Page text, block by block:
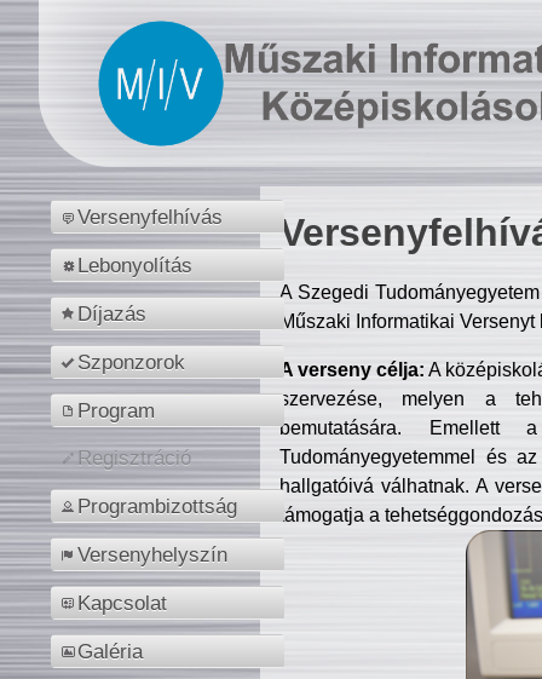
Versenyfelhívás
Lebonyolítás
Díjazás
Szponzorok
Program
Regisztráció
Programbizottság
Versenyhelyszín
Kapcsolat
Galéria
A Szegedi
Műszaki Informatikai
A verseny célja: A
szervezése, melyen a
bemutatására. Emellett
Tudományegyetemmel és
hallgatóivá válhatnak. A
támogatja a